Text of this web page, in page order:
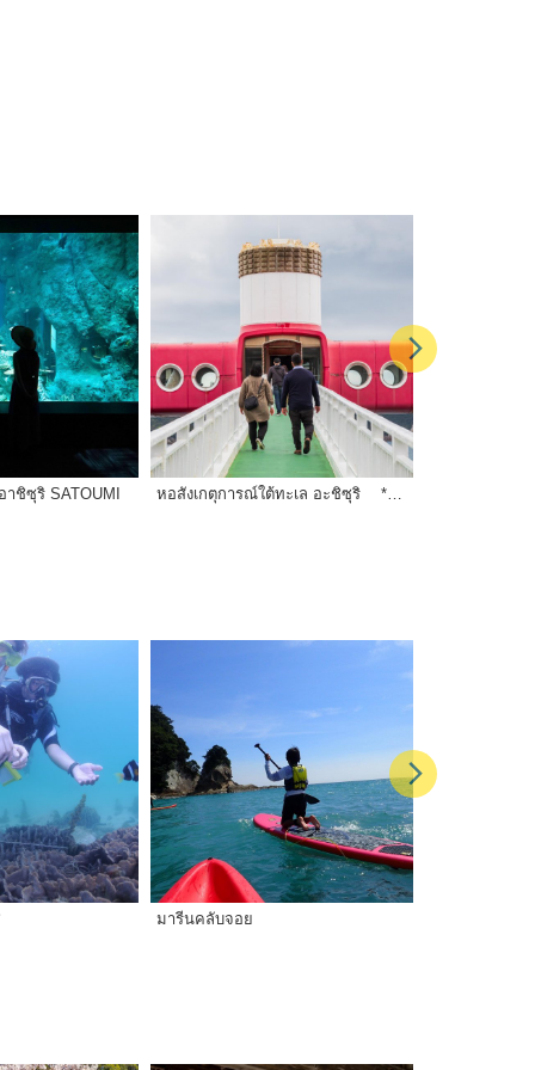
ซุริ SATOUMI หอสังเกตุการณ์ใต้ทะเล อะชิซุริ **ปิดให้บริการชั่วคราว (ตั้งแต่วันที่ 1 พฤษภาคม 2569)**
มารีนคลับจอย